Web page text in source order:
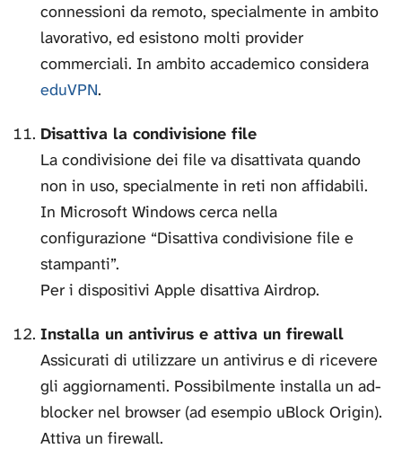
connessioni da remoto, specialmente in ambito
lavorativo, ed esistono molti provider
commerciali. In ambito accademico considera
eduVPN.
Disattiva la condivisione file
La condivisione dei file va disattivata quando
non in uso, specialmente in reti non affidabili.
In Microsoft Windows cerca nella
configurazione “Disattiva condivisione file e
stampanti”.
Per i dispositivi Apple disattiva Airdrop.
Installa un antivirus e attiva un firewall
Assicurati di utilizzare un antivirus e di ricevere
gli aggiornamenti. Possibilmente installa un ad-
blocker nel browser (ad esempio uBlock Origin).
Attiva un firewall.